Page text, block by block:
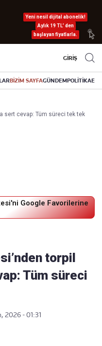
Yeni nesil dijital abonelik!
Aylık 19 TL’ den
başlayan fiyatlarla.
GİRİŞ
BİZİM SAYFAGÜNDEMPOLİTİKA
sert cevap: Tüm süreci tek tek
Google Favorilerine
torpil
Tüm süreci
2026 - 01:31